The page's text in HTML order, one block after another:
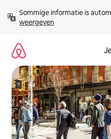
direct
naar
Sommige informatie is
weergeven